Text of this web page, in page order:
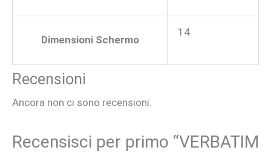
Dimensioni Schermo
14
Recensioni
Ancora non ci sono recensioni.
Recensisci per primo “VERBATIM